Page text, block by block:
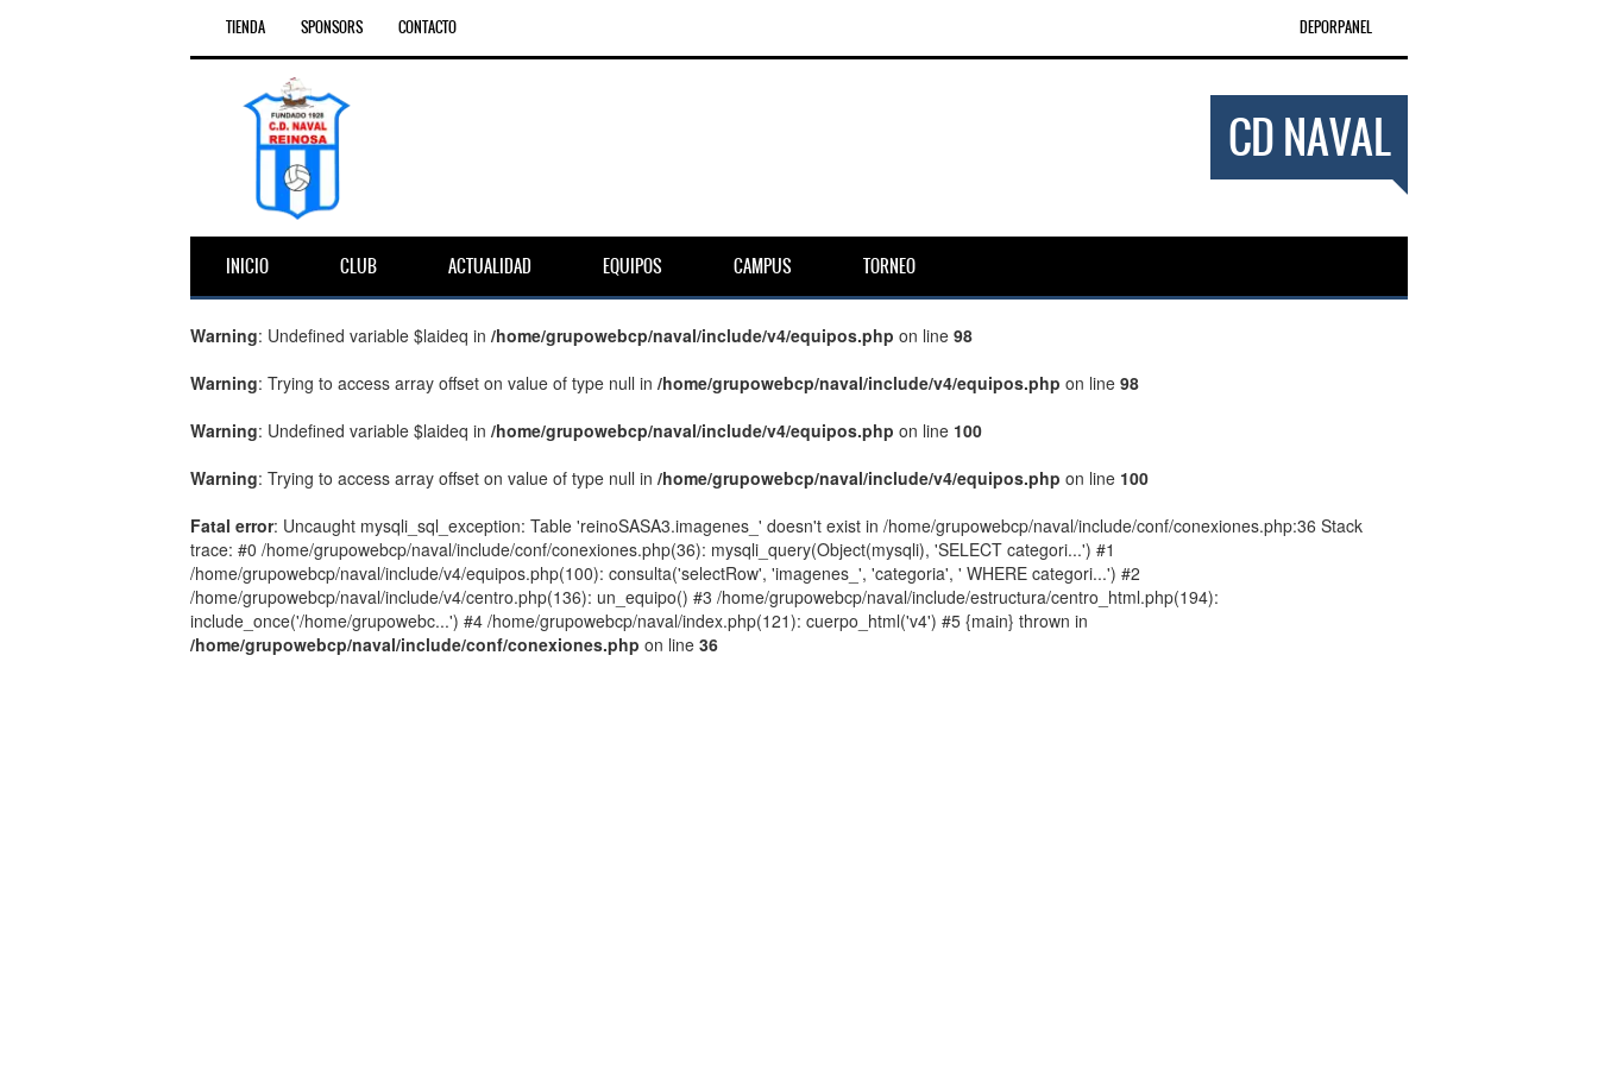
TIENDA SPONSORS CONTACTO DEPORPANEL
CD NAVAL
INICIO CLUB ACTUALIDAD EQUIPOS CAMPUS TORNEO
Warning: Undefined variable $laideq in /home/grupowebcp/naval/include/v4/equipos.php on line 98
Warning: Trying to access array offset on value of type null in /home/grupowebcp/naval/include/v4/equipos.php on line 98
Warning: Undefined variable $laideq in /home/grupowebcp/naval/include/v4/equipos.php on line 100
Warning: Trying to access array offset on value of type null in /home/grupowebcp/naval/include/v4/equipos.php on line 100
Fatal error: Uncaught mysqli_sql_exception: Table 'reinoSASA3.imagenes_' doesn't exist in /home/grupowebcp/naval/include/conf/conexiones.php:36 Stack
trace: #0 /home/grupowebcp/naval/include/conf/conexiones.php(36): mysqli_query(Object(mysqli), 'SELECT categori...') #1
/home/grupowebcp/naval/include/v4/equipos.php(100): consulta('selectRow', 'imagenes_', 'categoria', ' WHERE categori...') #2
/home/grupowebcp/naval/include/v4/centro.php(136): un_equipo() #3 /home/grupowebcp/naval/include/estructura/centro_html.php(194):
include_once('/home/grupowebc...') #4 /home/grupowebcp/naval/index.php(121): cuerpo_html('v4') #5 {main} thrown in
/home/grupowebcp/naval/include/conf/conexiones.php on line 36